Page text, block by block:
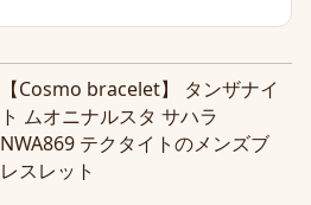
【Cosmo bracelet】 タンザナイ
ト ムオニナルスタ サハラ
NWA869 テクタイトのメンズブ
レスレット